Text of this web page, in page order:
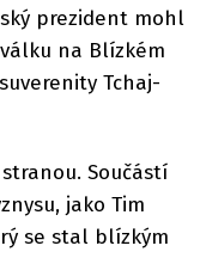
prezident mohl
na Blízkém
Tchaj-
Součástí
jako Tim
se stal blízkým